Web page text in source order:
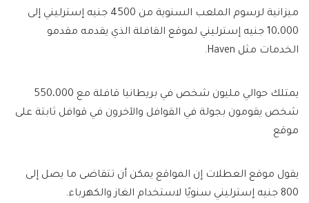
ميزانية لرسوم الملعب السنوية من 4500 جنيه إسترليني إلى
10،000 جنيه إسترليني لموقع القافلة الذي يقدمه مقدمو
الخدمات مثل Haven.
يمتلك حوالي مليون شخص في بريطانيا قافلة مع 550،000
شخص يقومون بجولة في القوافل والآخرون في قوافل ثابتة على
موقع
يقول موقع العطلات إن المواقع يمكن أن تتقاضى ما يصل إلى
800 جنيه إسترليني سنويًا لاستخدام الغاز والكهرباء.